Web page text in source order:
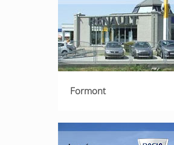
Formont